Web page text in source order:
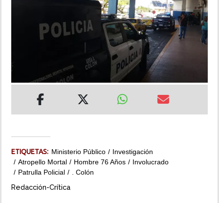
INSÓLITAS
IMPRESO
ETIQUETAS: Ministerio Público
Investigación
Atropello Mortal
Hombre 76 Años
Involucrado
Patrulla Policial
. Colón
Redacción-Crítica